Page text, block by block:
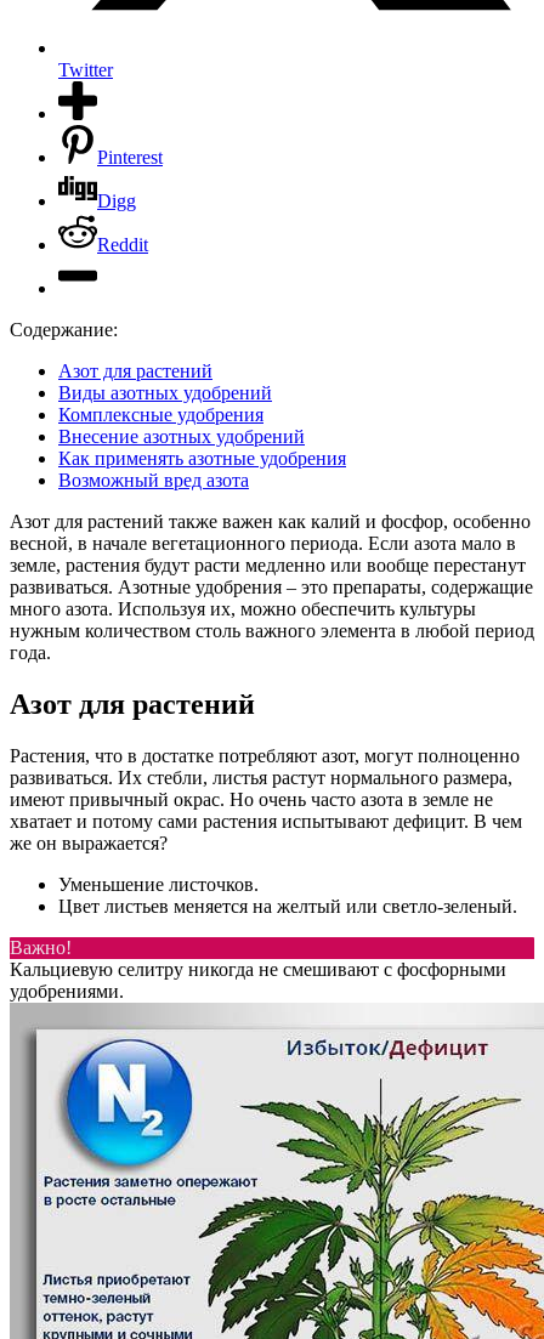
Twitter
Pinterest
Digg
Reddit
Содержание:
Азот для растений
Виды азотных удобрений
Комплексные удобрения
Внесение азотных удобрений
Как применять азотные удобрения
Возможный вред азота
Азот для растений также важен как калий и фосфор, особенно
весной, в начале вегетационного периода. Если азота мало в
земле, растения будут расти медленно или вообще перестанут
развиваться. Азотные удобрения – это препараты, содержащие
много азота. Используя их, можно обеспечить культуры
нужным количеством столь важного элемента в любой период
года.
Азот для растений
Растения, что в достатке потребляют азот, могут полноценно
развиваться. Их стебли, листья растут нормального размера,
имеют привычный окрас. Но очень часто азота в земле не
хватает и потому сами растения испытывают дефицит. В чем
же он выражается?
Уменьшение листочков.
Цвет листьев меняется на желтый или светло-зеленый.
Важно!
Кальциевую селитру никогда не смешивают с фосфорными
удобрениями.